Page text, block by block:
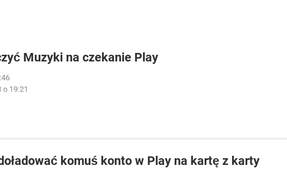
Muzyki na czekanie Play
o 19:21
komuś konto w Play na kartę z karty